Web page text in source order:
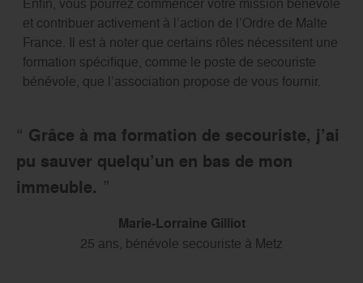
Enfin, vous pourrez commencer votre mission bénévole
et contribuer activement à l’action de l’Ordre de Malte
France. Il est à noter que certains rôles nécessitent une
formation spécifique, comme le poste de secouriste
bénévole, que l’association propose de vous fournir.
Grâce à ma formation de secouriste, j’ai
pu sauver quelqu’un en bas de mon
immeuble.
Marie-Lorraine Gilliot
25 ans, bénévole secouriste à Metz